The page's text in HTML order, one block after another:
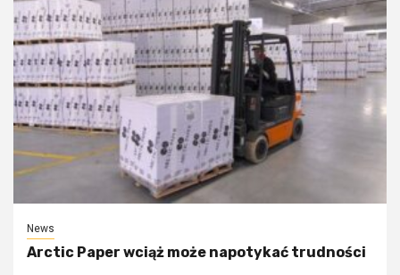
News
Arctic Paper wciąż może napotykać trudności